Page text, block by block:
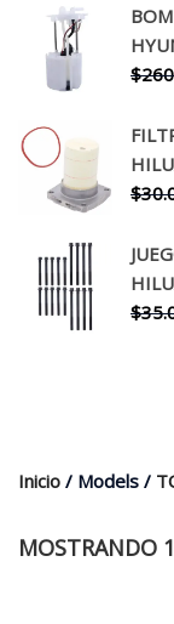
$
$
$
Inicio / Models /
MOSTRANDO